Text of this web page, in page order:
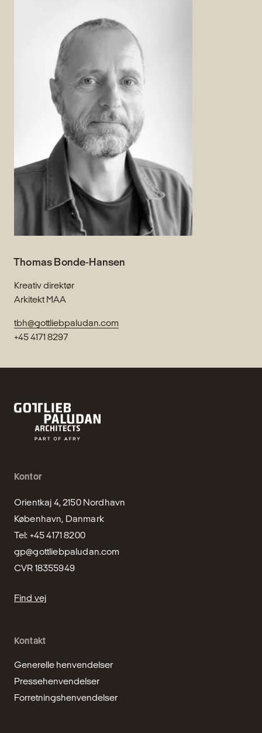
Thomas Bonde-Hansen
Kreativ direktør
Arkitekt MAA
tbh@gottliebpaludan.com
+45 4171 8297
Kontor
Orientkaj 4, 2150 Nordhavn
København, Danmark
Tel: +45 4171 8200
gp@gottliebpaludan.com
CVR 18355949
Find vej
Kontakt
Generelle henvendelser
Pressehenvendelser
Forretningshenvendelser